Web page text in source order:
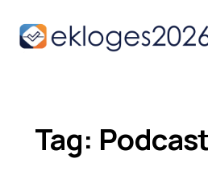
Tag:
Αρχική
Παρουσιάσεις
Υποψηφίων